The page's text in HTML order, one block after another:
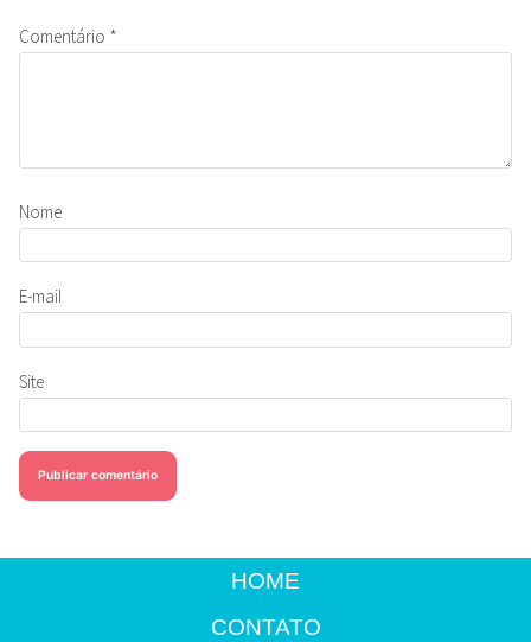
Comentário *
Nome
E-mail
Site
HOME
CONTATO